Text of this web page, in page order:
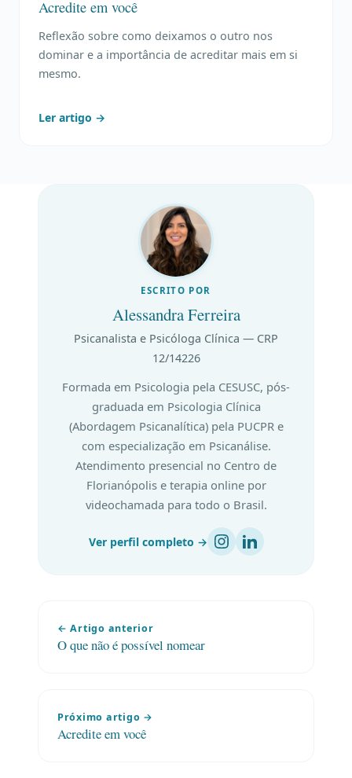
Acredite em você
Reflexão sobre como deixamos o outro nos
dominar e a importância de acreditar mais em si
mesmo.
Ler artigo →
ESCRITO POR
Alessandra Ferreira
Psicanalista e Psicóloga Clínica — CRP
12/14226
Formada em Psicologia pela CESUSC, pós-
graduada em Psicologia Clínica
(Abordagem Psicanalítica) pela PUCPR e
com especialização em Psicanálise.
Atendimento presencial no Centro de
Florianópolis e terapia online por
videochamada para todo o Brasil.
Ver perfil completo →
← Artigo anterior
O que não é possível nomear
Próximo artigo →
Acredite em você